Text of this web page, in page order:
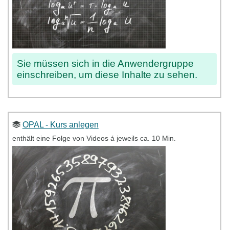
Sie müssen sich in die Anwendergruppe
einschreiben, um diese Inhalte zu sehen.
OPAL - Kurs anlegen
enthält eine Folge von Videos á jeweils ca. 10 Min.